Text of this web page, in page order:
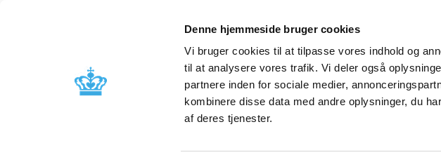
Denne hjemmeside bruger cookies
Vi bruger cookies til at tilpasse vores indhold og
til at analysere vores trafik. Vi deler også
partnere inden for sociale medier,
kombinere disse data med andre oplysninger, du
af deres tjenester.
Godkendelse og
Bivirkninger og
produktinformation